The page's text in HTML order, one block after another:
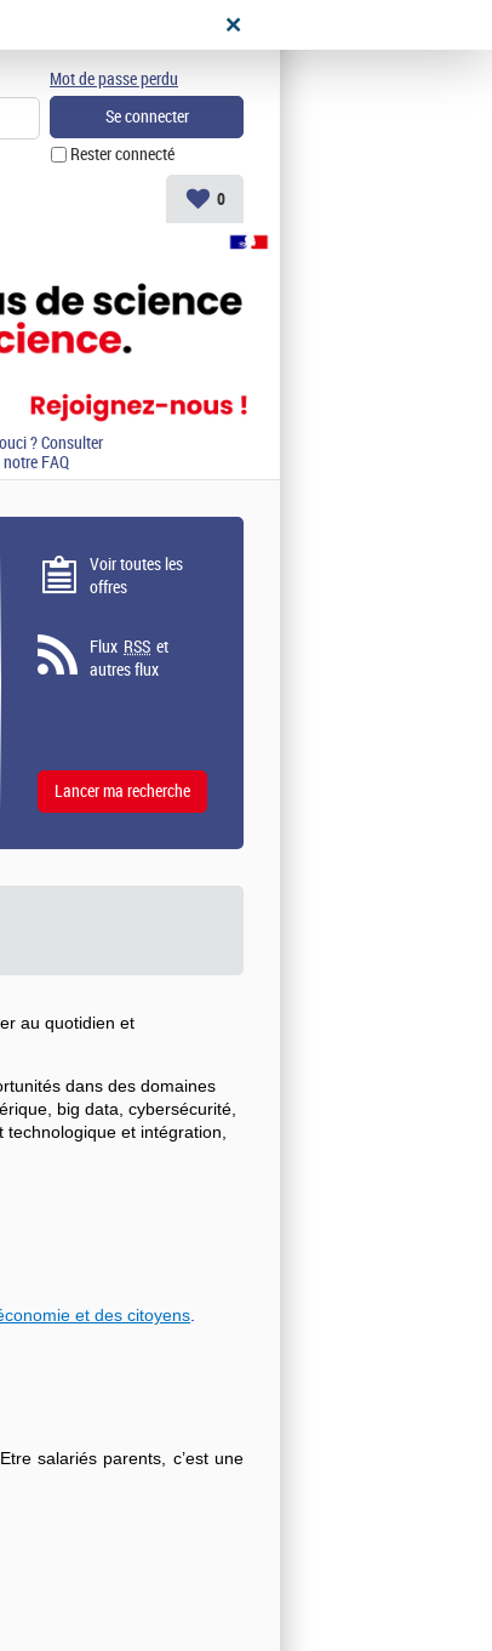
Rester connecté
Mot de passe perdu
0
? Consulter
notre FAQ
Voir toutes les
offres
Flux RSS et
autres flux
au quotidien et
dans des domaines
big data, cybersécurité,
et intégration,
et des citoyens.
salariés parents, c’est une